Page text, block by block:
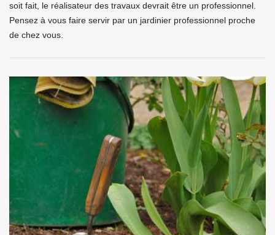
soit fait, le réalisateur des travaux devrait être un professionnel.
Pensez à vous faire servir par un jardinier professionnel proche
de chez vous.